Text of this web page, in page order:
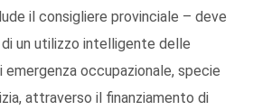
il consigliere provinciale – deve
un utilizzo intelligente delle
occupazionale, specie
attraverso il finanziamento di